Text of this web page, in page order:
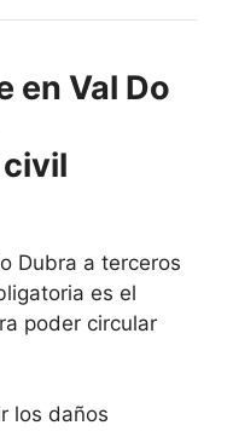
en Val Do
Dubra a terceros
es el
poder circular
los daños